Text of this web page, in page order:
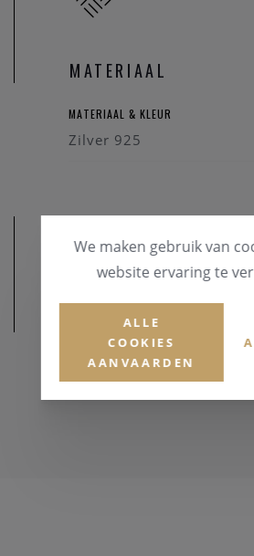
MATERIAAL
MATERIAAL & KLEUR
Zilver 925
AFMETINGEN
We maken gebruik van
website ervaring te
ALLE
COOKIES
AANVAARDEN